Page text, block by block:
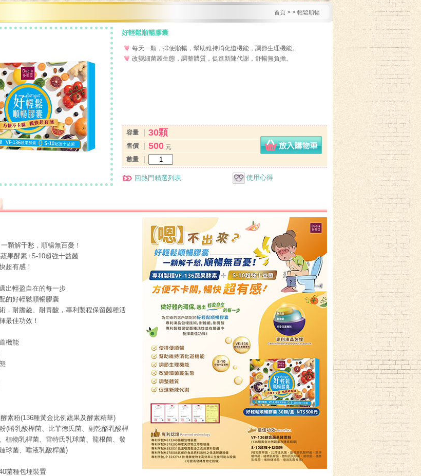
首頁 > > 輕鬆順暢
好輕鬆順暢膠囊
每天一顆，排便順暢，幫助維持消化道機能，調節生理機能。
改變細菌叢生態，調整體質，促進新陳代謝，舒暢無負擔。
容量 30顆
售價 500 元
數量
回熱門精選列表 使用心得
顆解千愁，順暢無百憂！
果酵素+S-10超強十益菌
超有感！
出輕盈自在的每一步
的好輕鬆順暢膠囊
，耐膽鹼、耐胃酸，專利製程保留菌種活
最佳功效！
機能
素粉(136種黃金比例蔬果及酵素精華)
(嗜乳酸桿菌、比菲德氏菌、副乾酪乳酸桿
植物乳桿菌、雷特氏乳球菌、龍根菌、發
球菌、唾液乳酸桿菌)
菌種包埋裝置